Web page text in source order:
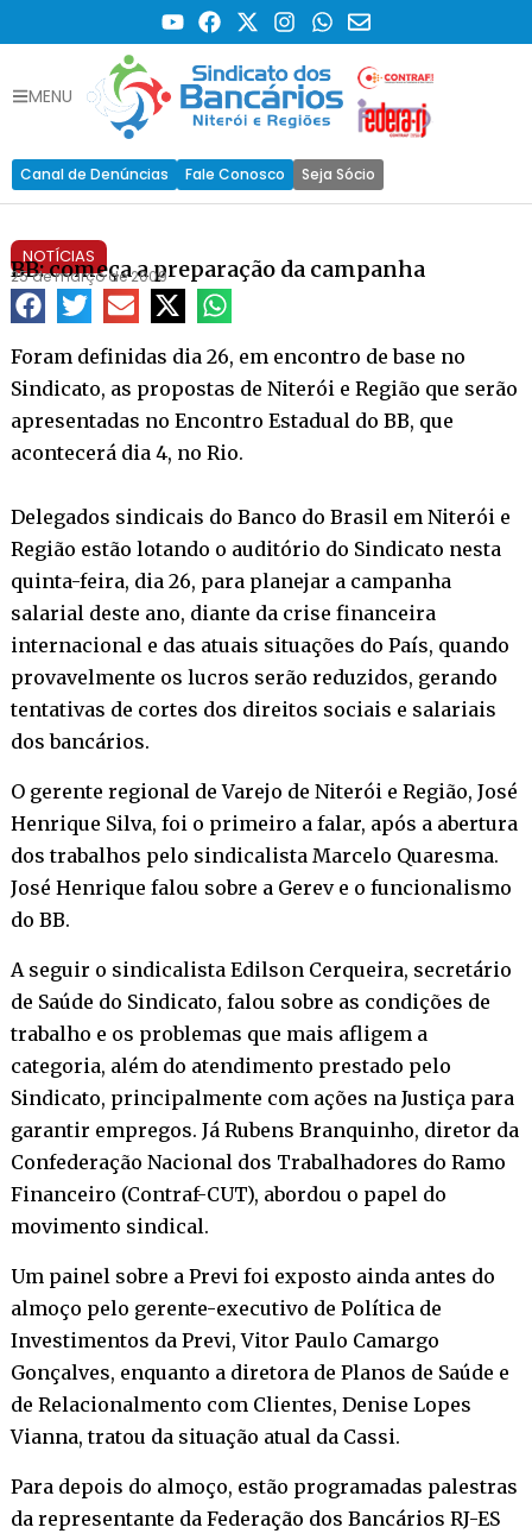
MENU
Canal de Denúncias Fale Conosco Seja Sócio
NOTÍCIAS
BB: começa a preparação da campanha
25 de março de 2009
Foram definidas dia 26, em encontro de base no
Sindicato, as propostas de Niterói e Região que serão
apresentadas no Encontro Estadual do BB, que
acontecerá dia 4, no Rio.
Delegados sindicais do Banco do Brasil em Niterói e
Região estão lotando o auditório do Sindicato nesta
quinta-feira, dia 26, para planejar a campanha
salarial deste ano, diante da crise financeira
internacional e das atuais situações do País, quando
provavelmente os lucros serão reduzidos, gerando
tentativas de cortes dos direitos sociais e salariais
dos bancários.
O gerente regional de Varejo de Niterói e Região, José
Henrique Silva, foi o primeiro a falar, após a abertura
dos trabalhos pelo sindicalista Marcelo Quaresma.
José Henrique falou sobre a Gerev e o funcionalismo
do BB.
A seguir o sindicalista Edilson Cerqueira, secretário
de Saúde do Sindicato, falou sobre as condições de
trabalho e os problemas que mais afligem a
categoria, além do atendimento prestado pelo
Sindicato, principalmente com ações na Justiça para
garantir empregos. Já Rubens Branquinho, diretor da
Confederação Nacional dos Trabalhadores do Ramo
Financeiro (Contraf-CUT), abordou o papel do
movimento sindical.
Um painel sobre a Previ foi exposto ainda antes do
almoço pelo gerente-executivo de Política de
Investimentos da Previ, Vitor Paulo Camargo
Gonçalves, enquanto a diretora de Planos de Saúde e
de Relacionalmento com Clientes, Denise Lopes
Vianna, tratou da situação atual da Cassi.
Para depois do almoço, estão programadas palestras
da representante da Federação dos Bancários RJ-ES